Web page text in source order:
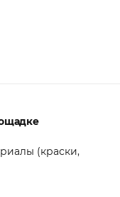
(краски,